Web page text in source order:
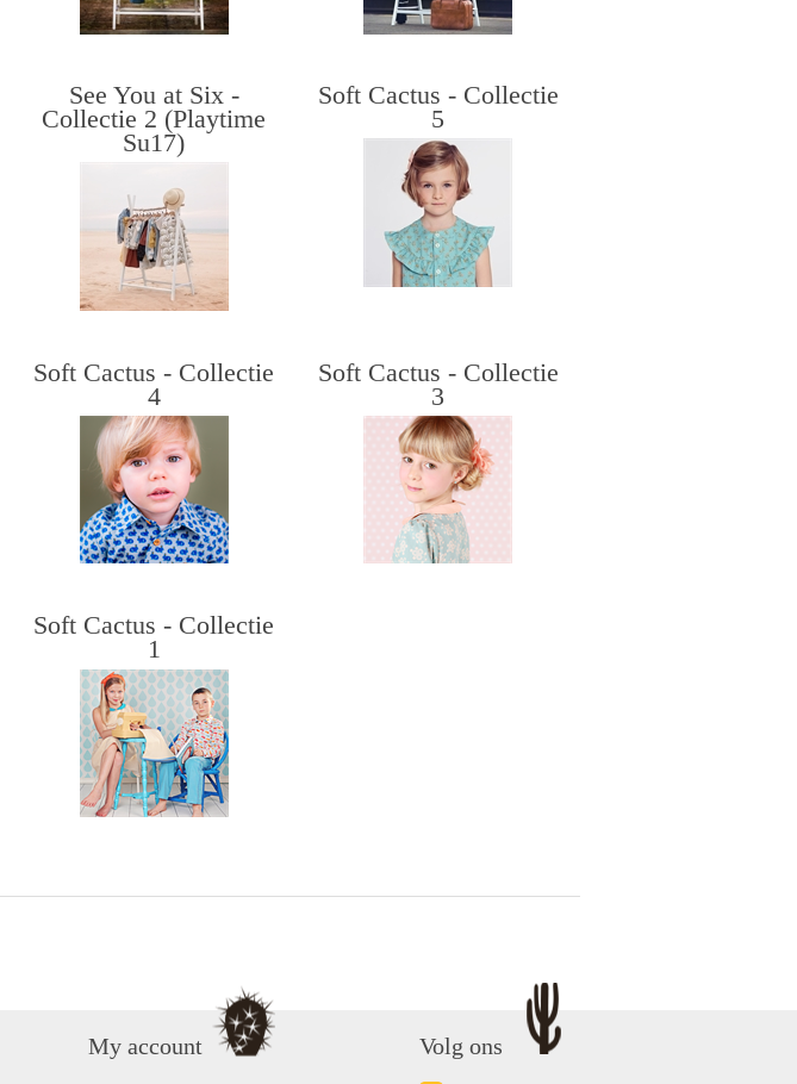
See You at Six -
Collectie 2 (Playtime
Su17)
Soft Cactus - Collectie
5
Soft Cactus - Collectie
4
Soft Cactus - Collectie
3
Soft Cactus - Collectie
1
My account Volg ons